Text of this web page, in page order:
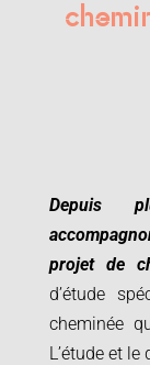
Depuis
projet de
d’étude
cheminée
L’étude et